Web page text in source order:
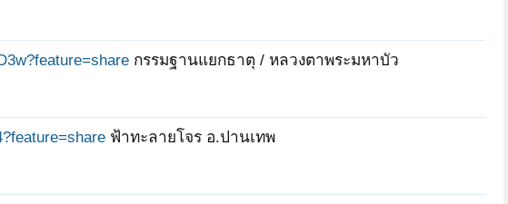
กรรมฐานแยกธาตุ / หลวงตาพระมหาบัว
ฟ้าทะลายโจร อ.ปานเทพ